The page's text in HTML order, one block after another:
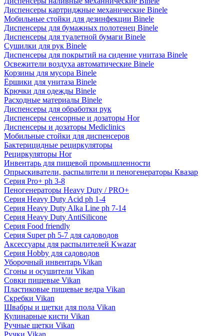
Диспенсеры картриджные механические Binele
Мобильные стойки для дезинфекции Binele
Диспенсеры для бумажных полотенец Binele
Диспенсеры для туалетной бумаги Binele
Сушилки для рук Binele
Диспенсеры для покрытий на сидение унитаза Binele
Освежители воздуха автоматические Binele
Корзины для мусора Binele
Ёршики для унитаза Binele
Крючки для одежды Binele
Расходные материалы Binele
Диспенсеры для обработки рук
Диспенсеры сенсорные и дозаторы Hor
Диспенсеры и дозаторы Mediclinics
Мобильные стойки для диспенсеров
Бактерицидные рециркуляторы
Рециркуляторы Hor
Инвентарь для пищевой промышленности
Опрыскиватели, распылители и пеногенераторы Квазар
Серия Pro+ ph 3-8
Пеногенераторы Heavy Duty / PRO+
Серия Heavy Duty Acid ph 1-4
Серия Heavy Duty Alka Line ph 7-14
Серия Heavy Duty AntiSilicone
Серия Food friendly
Серия Super ph 5-7 для садоводов
Аксессуары для распылителей Kwazar
Серия Hobby для садоводов
Уборочный инвентарь Vikan
Сгоны и осушители Vikan
Совки пищевые Vikan
Пластиковые пищевые ведра Vikan
Скребки Vikan
Швабры и щетки для пола Vikan
Кулинарные кисти Vikan
Ручные щетки Vikan
Ручки Vikan